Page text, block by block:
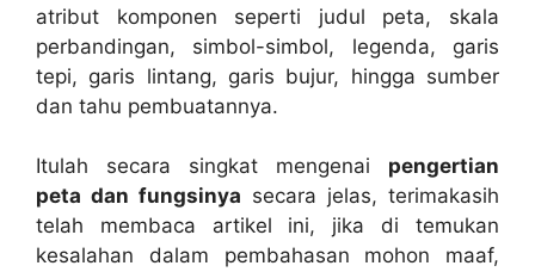
atribut komponen seperti judul peta, skala
perbandingan, simbol-simbol, legenda, garis
tepi, garis lintang, garis bujur, hingga sumber
dan tahu pembuatannya.
Itulah secara singkat mengenai pengertian
peta dan fungsinya secara jelas, terimakasih
telah membaca artikel ini, jika di temukan
kesalahan dalam pembahasan mohon maaf,